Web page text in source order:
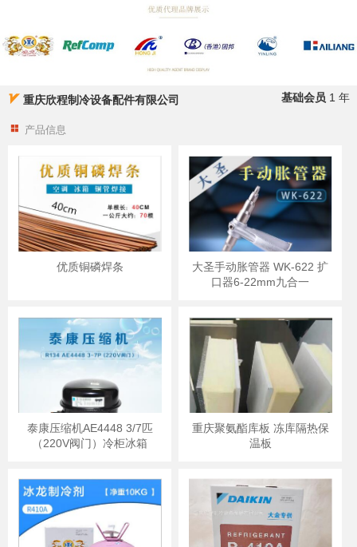
重庆欣程制冷设备配件有限公司 基础会员 1 年
产品信息
优质铜磷焊条
大圣手动胀管器 WK-622 扩
口器6-22mm九合一
泰康压缩机AE4448 3/7匹
（220V阀门）冷柜冰箱
重庆聚氨酯库板 冻库隔热保
温板